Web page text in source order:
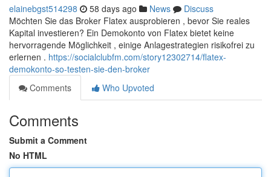
elainebgst514298 58 days ago News
Discuss
Möchten Sie das Broker Flatex ausprobieren , bevor Sie reales
Kapital investieren? Ein Demokonto von Flatex bietet keine
hervorragende Möglichkeit , einige Anlagestrategien risikofrei zu
erlernen . https://socialclubfm.com/story12302714/flatex-
demokonto-so-testen-sie-den-broker
Comments
Who Upvoted
Comments
Submit a Comment
No HTML